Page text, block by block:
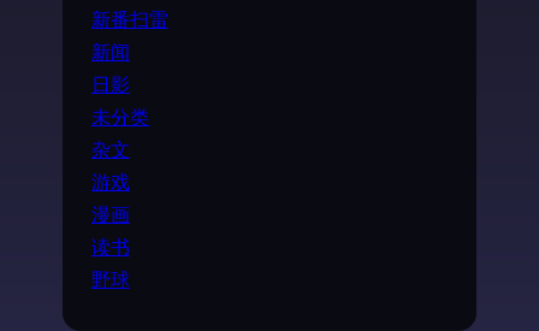
新番扫雷
新闻
日影
未分类
杂文
游戏
漫画
读书
野球